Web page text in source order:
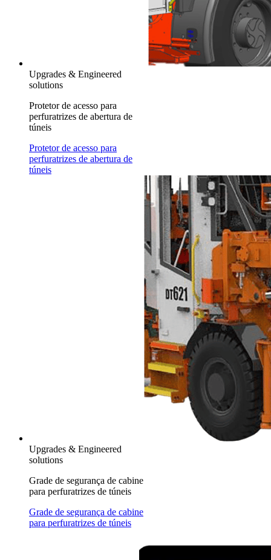
Upgrades & Engineered
solutions
Protetor de acesso para
perfuratrizes de abertura de
túneis
Protetor de acesso para
perfuratrizes de abertura de
túneis
Upgrades & Engineered
solutions
Grade de segurança de cabine
para perfuratrizes de túneis
Grade de segurança de cabine
para perfuratrizes de túneis